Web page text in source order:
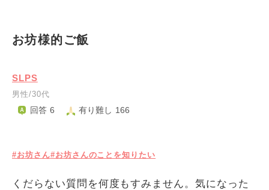
お坊様的ご飯
SLPS
男性/30代
回答 6 有り難し 166
#お坊さん#お坊さんのことを知りたい
くだらない質問を何度もすみません。気になった